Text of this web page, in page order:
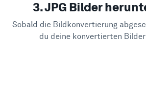
3. JPG Bilder
Sobald die Bildkonvertierung
du deine konvertierten